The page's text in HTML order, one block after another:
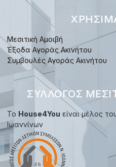
Μεσιτική Αμοιβή
Έξοδα Αγοράς Ακινήτου
Συμβουλές Αγοράς Ακινήτου
ΣΎΛΛΟΓΟΣ
Το House4You είναι μέλος
Ιωαννίνων